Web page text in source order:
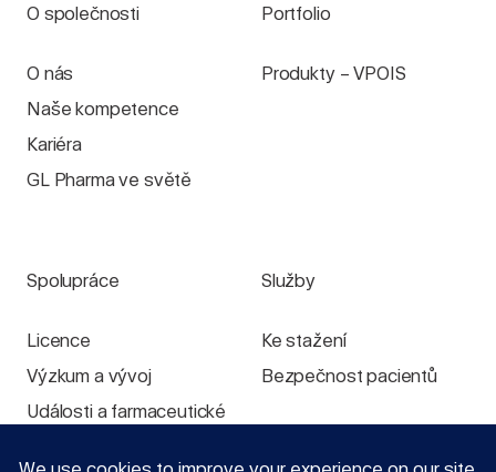
O společnosti
O nás
Naše kompetence
Kariéra
GL Pharma ve světě
Portfolio
Produkty – VPOIS
Spolupráce
Licence
Výzkum a vývoj
Události a farmaceutické
Služby
Ke stažení
Bezpečnost pacientů